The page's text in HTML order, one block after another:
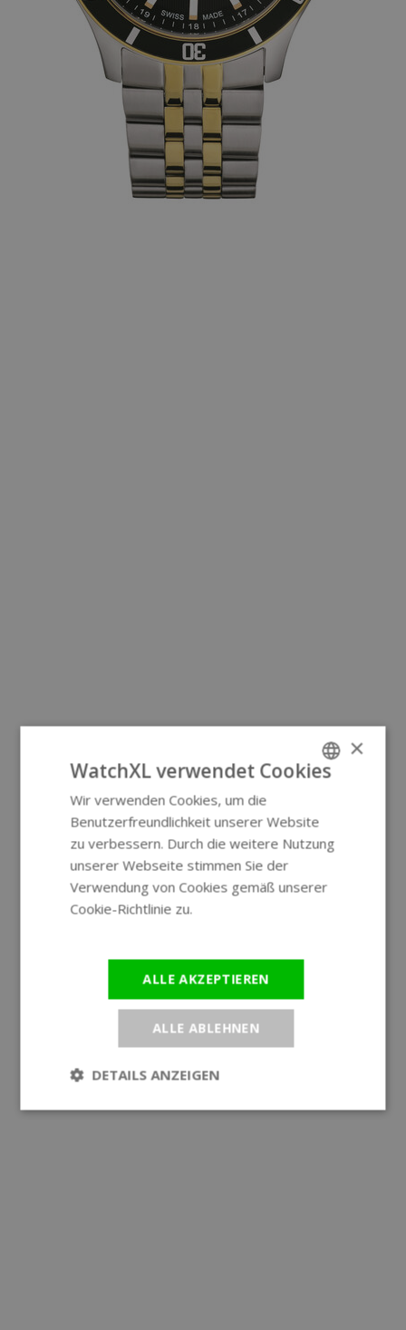
GERMAN
×
WatchXL verwendet Cookies
Wir verwenden Cookies, um die
Benutzerfreundlichkeit unserer Website
zu verbessern. Durch die weitere Nutzung
unserer Webseite stimmen Sie der
Verwendung von Cookies gemäß unserer
Cookie-Richtlinie zu.
ALLE AKZEPTIEREN
ALLE ABLEHNEN
DETAILS ANZEIGEN